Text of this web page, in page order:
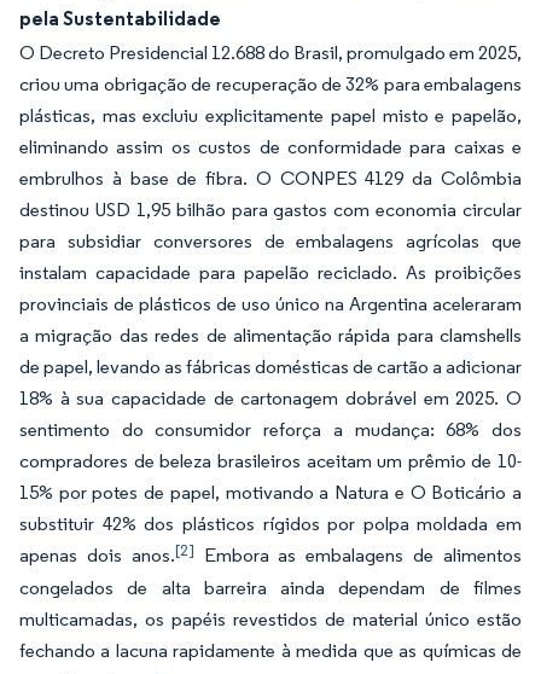
pela Sustentabilidade
O Decreto Presidencial 12.688 do Brasil, promulgado em 2025,
criou uma obrigação de recuperação de 32% para embalagens
plásticas, mas excluiu explicitamente papel misto e papelão,
eliminando assim os custos de conformidade para caixas e
embrulhos à base de fibra. O CONPES 4129 da Colômbia
destinou USD 1,95 bilhão para gastos com economia circular
para subsidiar conversores de embalagens agrícolas que
instalam capacidade para papelão reciclado. As proibições
provinciais de plásticos de uso único na Argentina aceleraram
a migração das redes de alimentação rápida para clamshells
de papel, levando as fábricas domésticas de cartão a adicionar
18% à sua capacidade de cartonagem dobrável em 2025. O
sentimento do consumidor reforça a mudança: 68% dos
compradores de beleza brasileiros aceitam um prêmio de 10-
15% por potes de papel, motivando a Natura e O Boticário a
substituir 42% dos plásticos rígidos por polpa moldada em
apenas dois anos.[2] Embora as embalagens de alimentos
congelados de alta barreira ainda dependam de filmes
multicamadas, os papéis revestidos de material único estão
fechando a lacuna rapidamente à medida que as químicas de